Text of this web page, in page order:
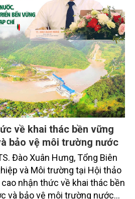
về khai thác bền vững
bảo vệ môi trường nước
Đào Xuân Hưng, Tổng Biên
và Môi trường tại Hội thảo
nhận thức về khai thác bền
và bảo vệ môi trường nước